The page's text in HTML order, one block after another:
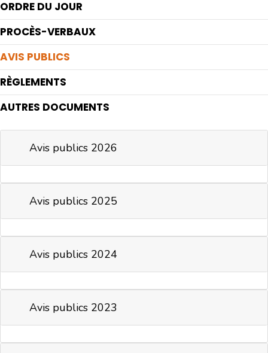
ORDRE DU JOUR
PROCÈS-VERBAUX
AVIS PUBLICS
RÈGLEMENTS
AUTRES DOCUMENTS
Avis publics 2026
Avis publics 2025
Avis publics 2024
Avis publics 2023